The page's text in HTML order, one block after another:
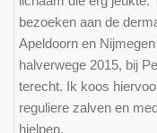
bezoeken aan de
Apeldoorn en
halverwege 2015, bij
terecht. Ik koos
reguliere zalven en
hielpen.